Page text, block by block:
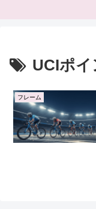
UCIポイ
フレーム